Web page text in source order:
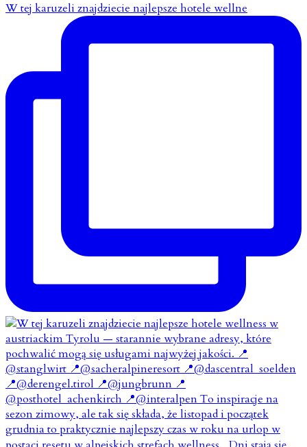
W tej karuzeli znajdziecie najlepsze hotele wellne